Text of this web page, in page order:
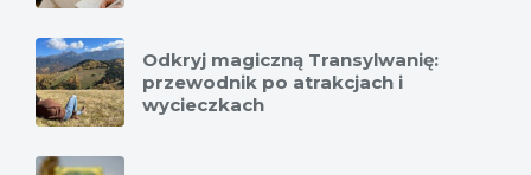
Odkryj magiczną Transylwanię:
przewodnik po atrakcjach i
wycieczkach